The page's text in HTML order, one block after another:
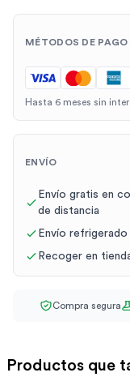
MÉTODOS DE PAGO
Hasta 6 meses sin
ENVÍO
Envío gratis en
de distancia
Envío
Recoger en
Compra segura
Productos que